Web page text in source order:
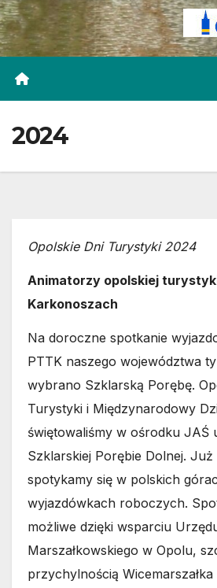
2024
Opolskie Dni Turystyki 2024
Animatorzy opolskiej
Karkonoszach
Na doroczne spotkanie
PTTK naszego województwa
wybrano Szklarską Porębę.
Turystyki i Międzynarodowy
świętowaliśmy w ośrodku JAŚ
Szklarskiej Porębie Dolnej.
spotykamy się w polskich
wyjazdówkach roboczych.
możliwe dzięki wsparciu
Marszałkowskiego w Opolu,
przychylnością